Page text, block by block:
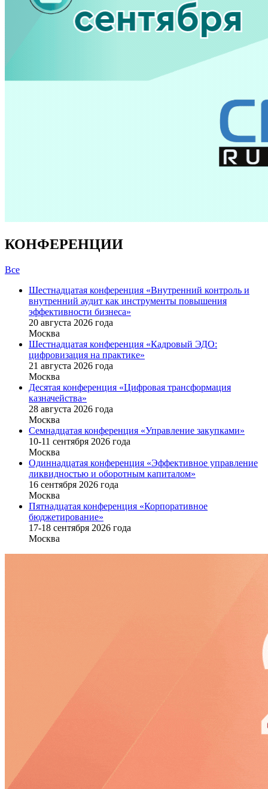
КОНФЕРЕНЦИИ
Все
Шестнадцатая конференция «Внутренний контроль и
внутренний аудит как инструменты повышения
эффективности бизнеса»
20 августа 2026 года
Москва
Шестнадцатая конференция «Кадровый ЭДО:
цифровизация на практике»
21 августа 2026 года
Москва
Десятая конференция «Цифровая трансформация
казначейства»
28 августа 2026 года
Москва
Семнадцатая конференция «Управление закупками»
10-11 сентября 2026 года
Москва
Одиннадцатая конференция «Эффективное управление
ликвидностью и оборотным капиталом»
16 cентября 2026 года
Москва
Пятнадцатая конференция «Корпоративное
бюджетирование»
17-18 сентября 2026 года
Москва